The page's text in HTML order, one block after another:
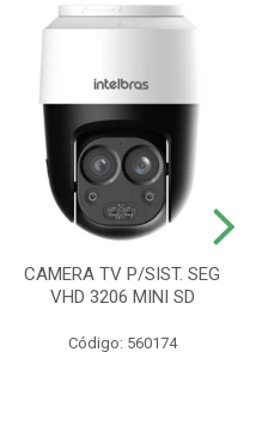
CAMERA TV P/SIST. SEG
VHD 3206 MINI SD
Código: 560174